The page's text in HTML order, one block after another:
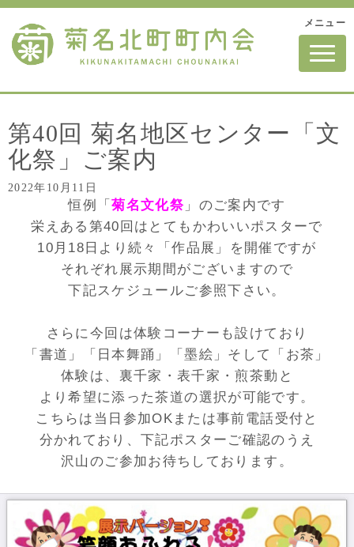
メニュー
N
a
v
t
i
第40回 菊名地区センター「文
化祭」ご案内
2022年10月11日
恒例「菊名文化祭 」のご案内です
栄えある第40回はとてもかわいいポスターで
10月18日より続々「作品展」を開催ですが
それぞれ展示期間がございますので
下記スケジュールご参照下さい。
さらに今回は体験コーナーも設けており
「書道」「日本舞踊」「墨絵」 そして「お茶」
体験は、 裏千家・表千家・煎茶動と
より希望に添った茶道の選択が可能です。
こちらは当日参加OKまたは事前電話受付と
分かれており、下記ポスター ご確認のうえ
沢山のご参加お待ちしております。